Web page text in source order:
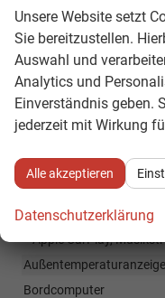
hinten geteilt,
Sitze: Lordosenstütze
Sitze: Verstellbarkeit
Infotainment &
Assistenzsysteme
Audioanlage
Schnittstelle USB,
Apple CarPlay,
Außentemperaturanzeige
Bordcomputer
Unsere Website setzt
Sie bereitzustellen.
Auswahl und
Analytics und
Einverständnis geben.
jederzeit mit Wirkung
Alle akzeptieren
Datenschutzerklärung